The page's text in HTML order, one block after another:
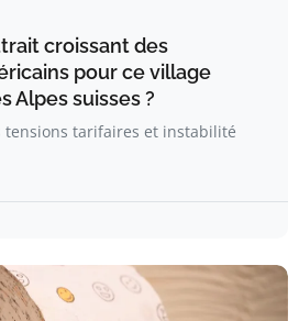
croissant des
pour ce village
Alpes suisses ?
tensions tarifaires et instabilité